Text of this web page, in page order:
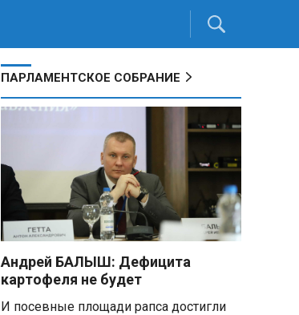
ПАРЛАМЕНТСКОЕ СОБРАНИЕ
Андрей БАЛЫШ: Дефицита
картофеля не будет
И посевные площади рапса достигли